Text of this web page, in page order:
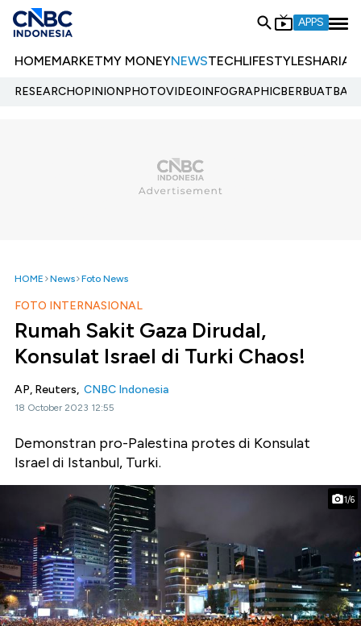
APPS
HOMEMARKETMY MONEYNEWSTECHLIFESTYLESHARIA
RESEARCHOPINIONPHOTOVIDEOINFOGRAPHIC
HOME News Foto News
FOTO INTERNASIONAL
Rumah Sakit Gaza Dirudal,
Konsulat Israel di Turki Chaos!
AP, Reuters, CNBC Indonesia
18 October 2023 12:55
Demonstran pro-Palestina protes di Konsulat
Israel di Istanbul, Turki.
1/6